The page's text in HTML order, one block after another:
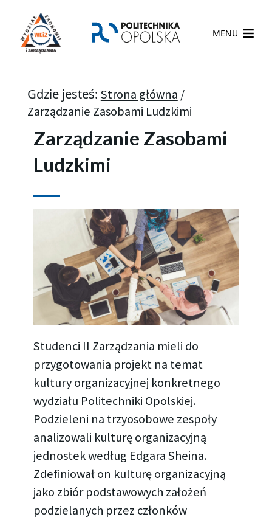
MENU
Gdzie jesteś: Strona główna /
Zarządzanie Zasobami Ludzkimi​
Zarządzanie Zasobami
Ludzkimi
Studenci II Zarządzania mieli do
przygotowania projekt na temat
kultury organizacyjnej konkretnego
wydziału Politechniki Opolskiej.
Podzieleni na trzyosobowe zespoły
analizowali kulturę organizacyjną
jednostek według Edgara Sheina.
Zdefiniował on kulturę organizacyjną
jako zbiór podstawowych założeń
podzielanych przez członków